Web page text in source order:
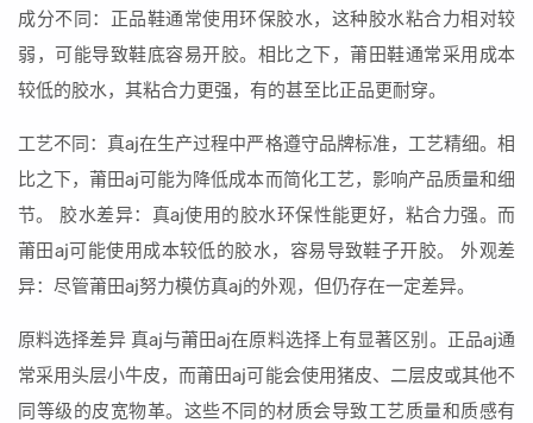
成分不同：正品鞋通常使用环保胶水，这种胶水粘合力相对较
弱，可能导致鞋底容易开胶。相比之下，莆田鞋通常采用成本
较低的胶水，其粘合力更强，有的甚至比正品更耐穿。
工艺不同：真aj在生产过程中严格遵守品牌标准，工艺精细。相
比之下，莆田aj可能为降低成本而简化工艺，影响产品质量和细
节。 胶水差异：真aj使用的胶水环保性能更好，粘合力强。而
莆田aj可能使用成本较低的胶水，容易导致鞋子开胶。 外观差
异：尽管莆田aj努力模仿真aj的外观，但仍存在一定差异。
原料选择差异 真aj与莆田aj在原料选择上有显著区别。正品aj通
常采用头层小牛皮，而莆田aj可能会使用猪皮、二层皮或其他不
同等级的皮宽物革。这些不同的材质会导致工艺质量和质感有